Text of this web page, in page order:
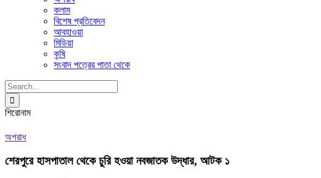
কলাম
বিশেষ প্রতিবেদন
আবহাওয়া
মিডিয়া
কৃষি
সংবাদ পত্রের পাতা থেকে
Search
for:
শিরোনাম
অপরাধ
শেরপুরে হাসপাতাল থেকে চুরি হওয়া নবজাতক উদ্ধার, আটক ১